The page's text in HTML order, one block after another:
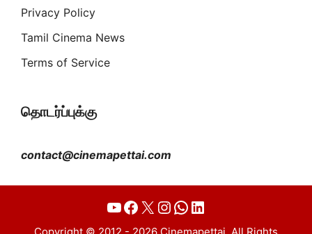
Privacy Policy
Tamil Cinema News
Terms of Service
தொடர்ப்புக்கு
contact@cinemapettai.com
YouTube
Facebook
X Instagram
WhatsApp
LinkedIn